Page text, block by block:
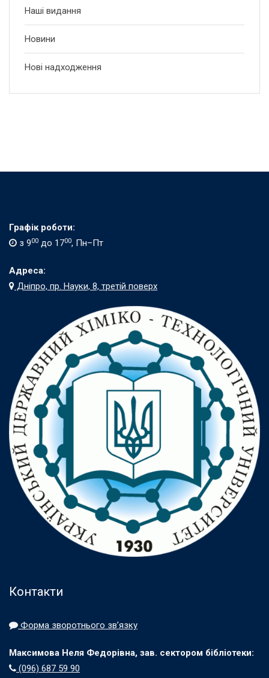
Наші видання
Новини
Нові надходження
Графік роботи:
з 900 до 1700, Пн–Пт
Адреса:
Дніпро, пр. Науки, 8, третій поверх
Контакти
Форма зворотнього зв’язку
Максимова Неля Федорівна, зав. сектором бібліотеки:
(096) 687 59 90